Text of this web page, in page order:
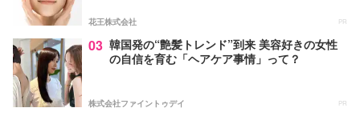
花王株式会社 PR
03 韓国発の“艶髪トレンド”到来 美容好きの女性
の自信を育む「ヘアケア事情」って？
株式会社ファイントゥデイ PR